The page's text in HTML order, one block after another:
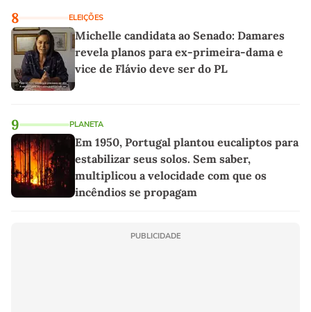
8 ELEIÇÕES
Michelle candidata ao Senado: Damares
revela planos para ex-primeira-dama e
vice de Flávio deve ser do PL
9 PLANETA
Em 1950, Portugal plantou eucaliptos para
estabilizar seus solos. Sem saber,
multiplicou a velocidade com que os
incêndios se propagam
PUBLICIDADE